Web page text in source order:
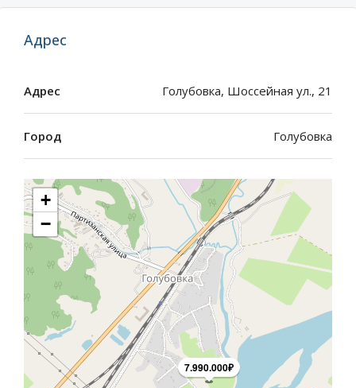
Адрес
Адрес Голубовка, Шоссейная ул., 21
Город Голубовка
7.990.000₽
+
−